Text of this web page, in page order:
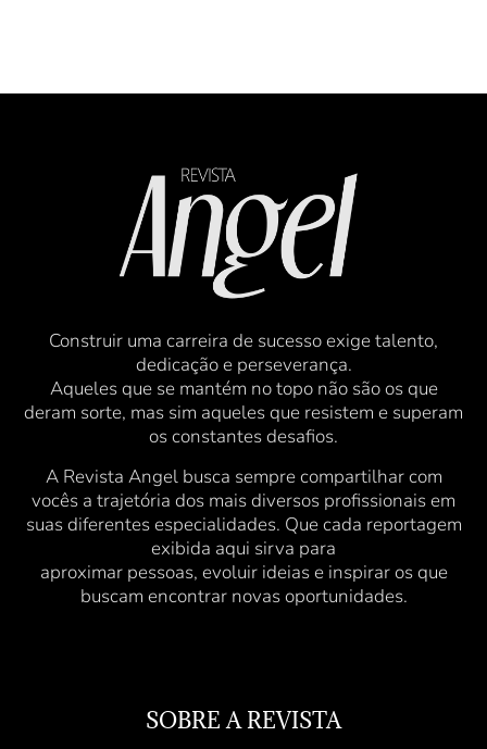
Construir uma carreira de sucesso exige talento,
dedicação e perseverança.
Aqueles que se mantém no topo não são os que
deram sorte, mas sim aqueles que resistem e superam
os constantes desafios.
A Revista Angel busca sempre compartilhar com
vocês a trajetória dos mais diversos profissionais em
suas diferentes especialidades. Que cada reportagem
exibida aqui sirva para
aproximar pessoas, evoluir ideias e inspirar os que
buscam encontrar novas oportunidades.
SOBRE A REVISTA